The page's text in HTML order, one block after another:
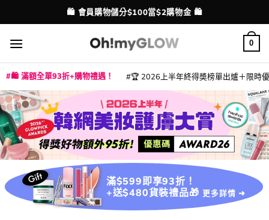
to
content
配送港澳
💳 支援消費券、FPS、八達通、PAYME、信用卡付款
0
🛍️ 滿額全單93折+購物禮遇！ 🏆 2026上半年終得奬榜單出爐＋限時
滿$599即享93折！
+送$480貨裝禮品🎁 更多詳情 ➜